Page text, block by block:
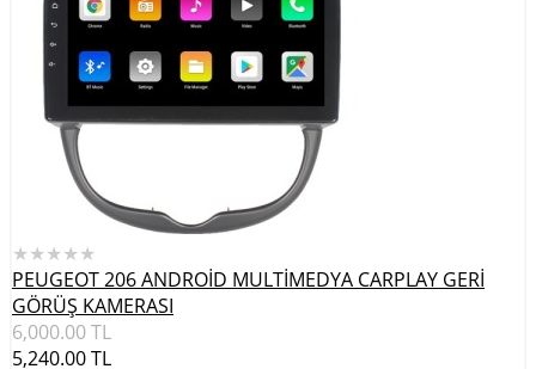
★★★★★
PEUGEOT 206 ANDROİD MULTİMEDYA CARPLAY GERİ
GÖRÜŞ KAMERASI
6,000.00TL
5,240.00TL